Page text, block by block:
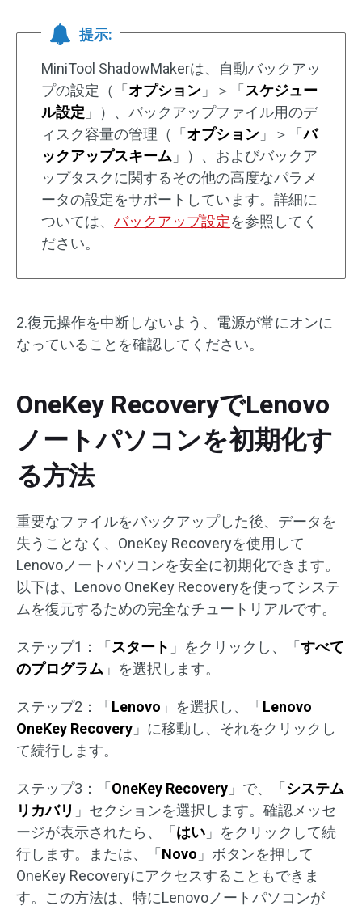
提示:
MiniTool ShadowMakerは、自動バックアッ
プの設定（「 オプション 」＞「 スケジュー
ル設定 」）、バックアップファイル用のデ
ィスク容量の管理（「 オプション 」＞「バ
ックアップスキーム 」）、およびバックア
ップタスクに関するその他の高度なパラメ
ータの設定をサポートしています。詳細に
ついては、 バックアップ設定を参照してく
ださい。
2.復元操作を中断しないよう、電源が常にオンに
なっていることを確認してください。
OneKey RecoveryでLenovo
ノートパソコンを初期化す
る方法
重要なファイルをバックアップした後、データを
失うことなく、OneKey Recoveryを使用して
Lenovoノートパソコンを安全に初期化できます。
以下は、Lenovo OneKey Recoveryを使ってシステ
ムを復元するための完全なチュートリアルです。
ステップ1：「 スタート 」をクリックし、「 すべて
のプログラム 」を選択します。
ステップ2：「 Lenovo 」を選択し、「 Lenovo
OneKey Recovery 」に移動し、それをクリックし
て続行します。
ステップ3：「 OneKey Recovery 」で、「 システム
リカバリ 」セクションを選択します。確認メッセ
ージが表示されたら、「 はい 」をクリックして続
行します。または、「 Novo 」ボタンを押して
OneKey Recoveryにアクセスすることもできま
す。この方法は、特にLenovoノートパソコンが